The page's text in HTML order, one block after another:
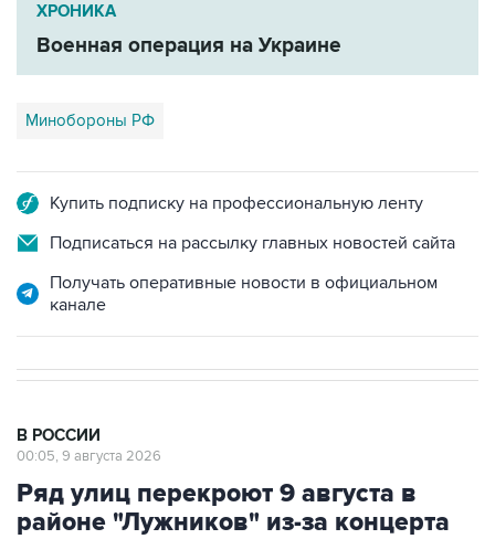
ХРОНИКА
Военная операция на Украине
Минобороны РФ
Купить подписку на профессиональную ленту
Подписаться на рассылку главных новостей сайта
Получать оперативные новости в официальном
канале
В РОССИИ
00:05, 9 августа 2026
Ряд улиц перекроют 9 августа в
районе "Лужников" из-за концерта